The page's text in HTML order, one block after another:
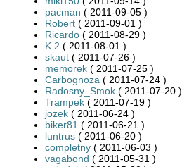
pacman ( 2011-09-05 )
Robert ( 2011-09-01 )
Ricardo ( 2011-08-29 )
K 2 ( 2011-08-01 )
skaut ( 2011-07-26 )
memorek ( 2011-07-25 )
Carbognoza ( 2011-07-24 )
Radosny_Smok ( 2011-07-20 )
Trampek ( 2011-07-19 )
jozek ( 2011-06-24 )
biker81 ( 2011-06-21 )
luntrus ( 2011-06-20 )
completny ( 2011-06-03 )
vagabond ( 2011-05-31 )